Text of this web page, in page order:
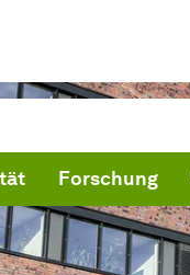
Forschung